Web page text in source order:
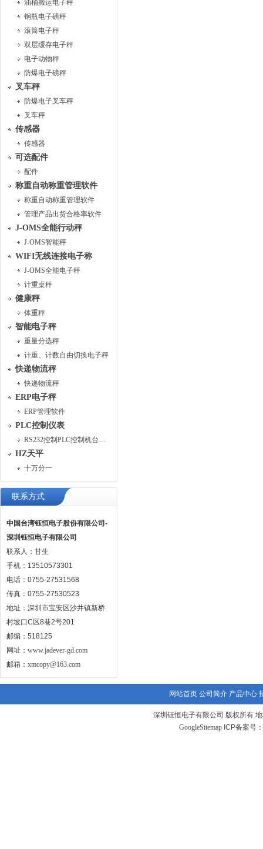
油桶搬运电子秤
钢瓶电子磅秤
滚筒电子秤
双层缓存电子秤
电子动物秤
防爆电子磅秤
叉车秤
防爆电子叉车秤
叉车秤
传感器
传感器
可选配件
配件
称重自动称重管理软件
称重自动称重管理软件
管理产品出货合格率软件
J-OMS全能行动秤
J-OMS智能秤
WIFI无线连接电子称
J-OMS全能电子秤
计重桌秤
健康秤
体重秤
智能电子秤
重量分选秤
计重、计数自由切换电子秤
快递物流秤
快递物流秤
ERP电子秤
ERP管理软件
PLC控制仪表
RS232控制PLC控制机台运行
HZ天平
十万分一
联系方式
中国台湾钰恒电子股份有限公司-
深圳钰恒电子有限公司
联系人：甘生
手机：13510573301
电话：0755-27531568
传真：0755-27530523
地址：深圳市宝安区沙井镇新桥
村坡口C区8巷2号201
邮编：518125
网址： www.jadever-gd.com
邮箱： xmcopy@163.com
网站首页 公司简介 产品中心
深圳钰恒电子有限公司 版权所有
GoogleSitemap ICP备案号：